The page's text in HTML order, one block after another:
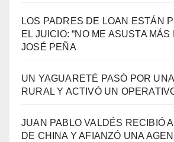
LOS PADRES DE LOAN ESTÁN
EL JUICIO: “NO ME ASUSTA MÁS
JOSÉ PEÑA
UN YAGUARETÉ PASÓ POR
RURAL Y ACTIVÓ UN
JUAN PABLO VALDÉS RECIBIÓ
DE CHINA Y AFIANZÓ UNA